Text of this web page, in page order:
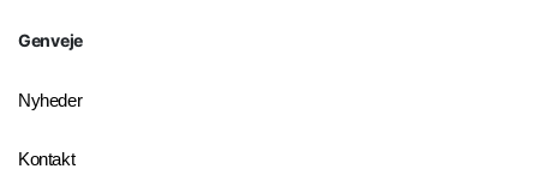
Genveje
Nyheder
Kontakt